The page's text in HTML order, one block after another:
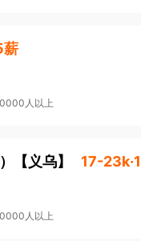
薪
人以上
【 义乌】 17-
人以上